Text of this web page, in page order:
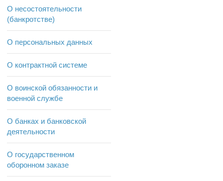
О несостоятельности
(банкротстве)
О персональных данных
О контрактной системе
О воинской обязанности и
военной службе
О банках и банковской
деятельности
О государственном
оборонном заказе